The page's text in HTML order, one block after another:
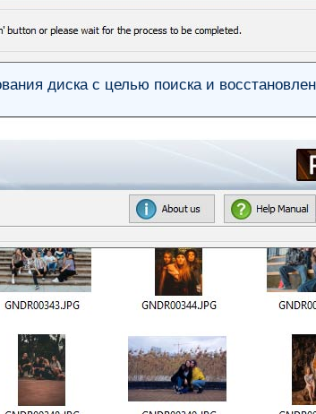
диска с целью поиска и